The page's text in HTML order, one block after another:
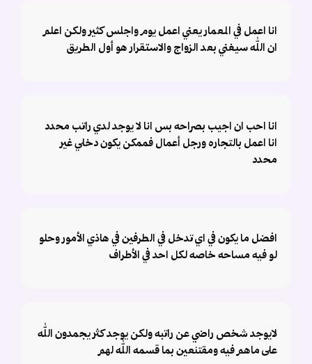
انا اعمل في المعمار يعني اعمل يوم واجلس كثير ولكن اعلم
ان الله سيغني بعد الزواج والاستقرار هو أول الطريق
انا احب ان اجيب بصراحه بس انا لا يوجد لدي راتب محدد
انا اعمل بالتجاره ورجل أعمال فممكن يكون دخلي غير
محدد
افضل ما يكون في اي تدخل في الطرفين في هاذي الأمور وحلو
لو فيه مساحه خاصه لكل احد في الأطراف
لايوجد شخص راضي عن راتبه ولكن يوجد كثر يجمدون الله
على ماهم فيه ومقتنعين بما قسمه الله لهم